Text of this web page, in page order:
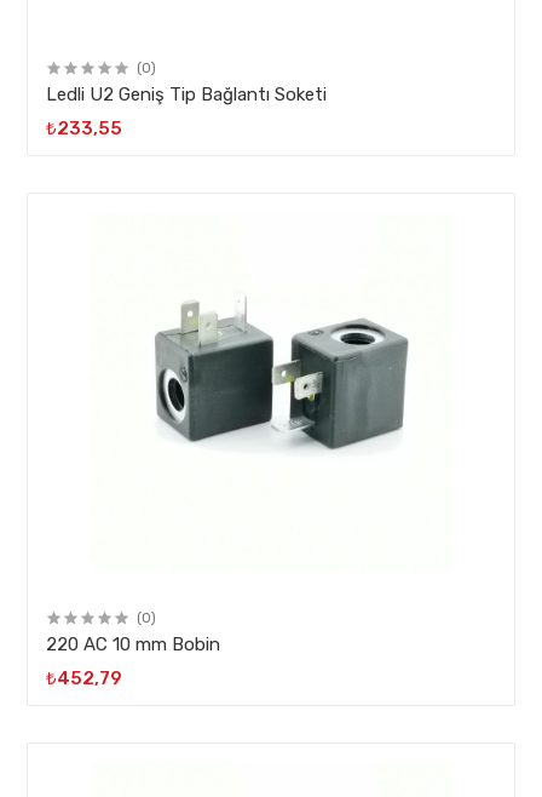
(0)
Ledli U2 Geniş Tip Bağlantı Soketi
₺233,55
(0)
220 AC 10 mm Bobin
₺452,79